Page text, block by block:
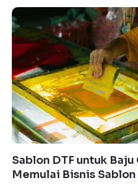
Sablon DTF untuk
Memulai Bisnis